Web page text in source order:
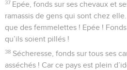
37 Epée, fonds sur ses chevaux et
ramassis de gens qui sont chez
que des femmelettes ! Epée !
qu’ils soient pillés !
38 Sécheresse, fonds sur tous ses
asséchés ! Car ce pays est plein